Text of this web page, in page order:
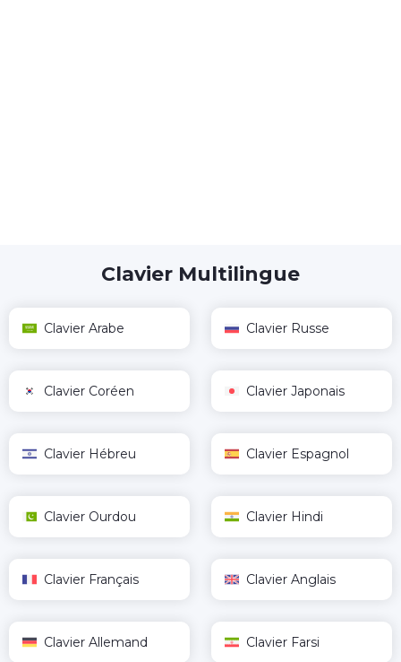
Clavier Multilingue
Clavier Arabe Clavier Russe
Clavier Coréen Clavier Japonais
Clavier Hébreu Clavier Espagnol
Clavier Ourdou Clavier Hindi
Clavier Français Clavier Anglais
Clavier Allemand Clavier Farsi